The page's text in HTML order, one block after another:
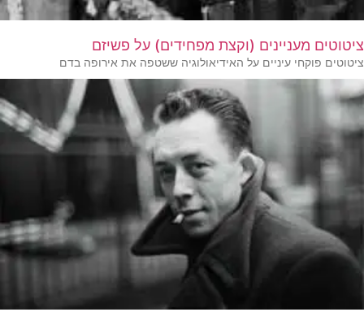
ציטוטים מעניינים (וקצת מפחידים) על פשיזם
ציטוטים פוקחי עיניים על האידיאולוגיה ששטפה את אירופה בדם